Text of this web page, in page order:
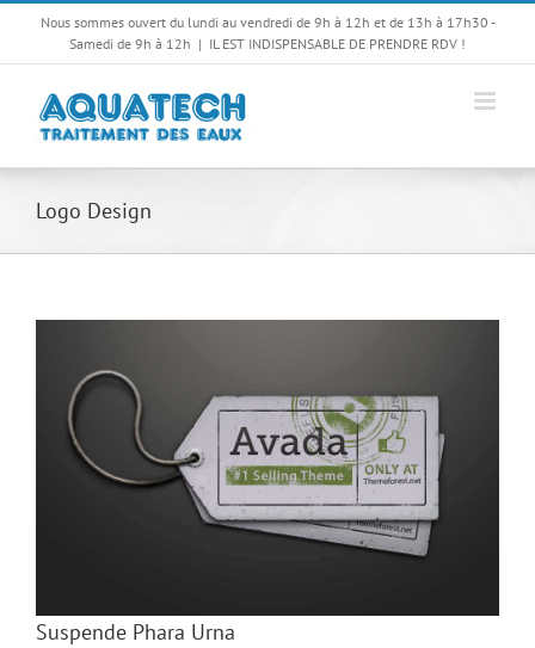
Passer
contenu
Nous sommes ouvert du lundi au vendredi de 9h à 12h et de 13h à 17h30 -
Samedi de 9h à 12h | IL EST INDISPENSABLE DE PRENDRE RDV !
Logo Design
Suspende Phara Urna